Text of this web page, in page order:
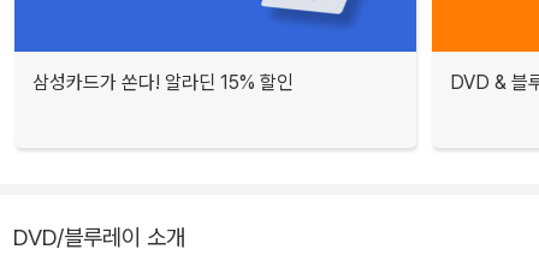
삼성카드가 쏜다! 알라딘 15% 할인 DVD & 블
DVD/블루레이 소개